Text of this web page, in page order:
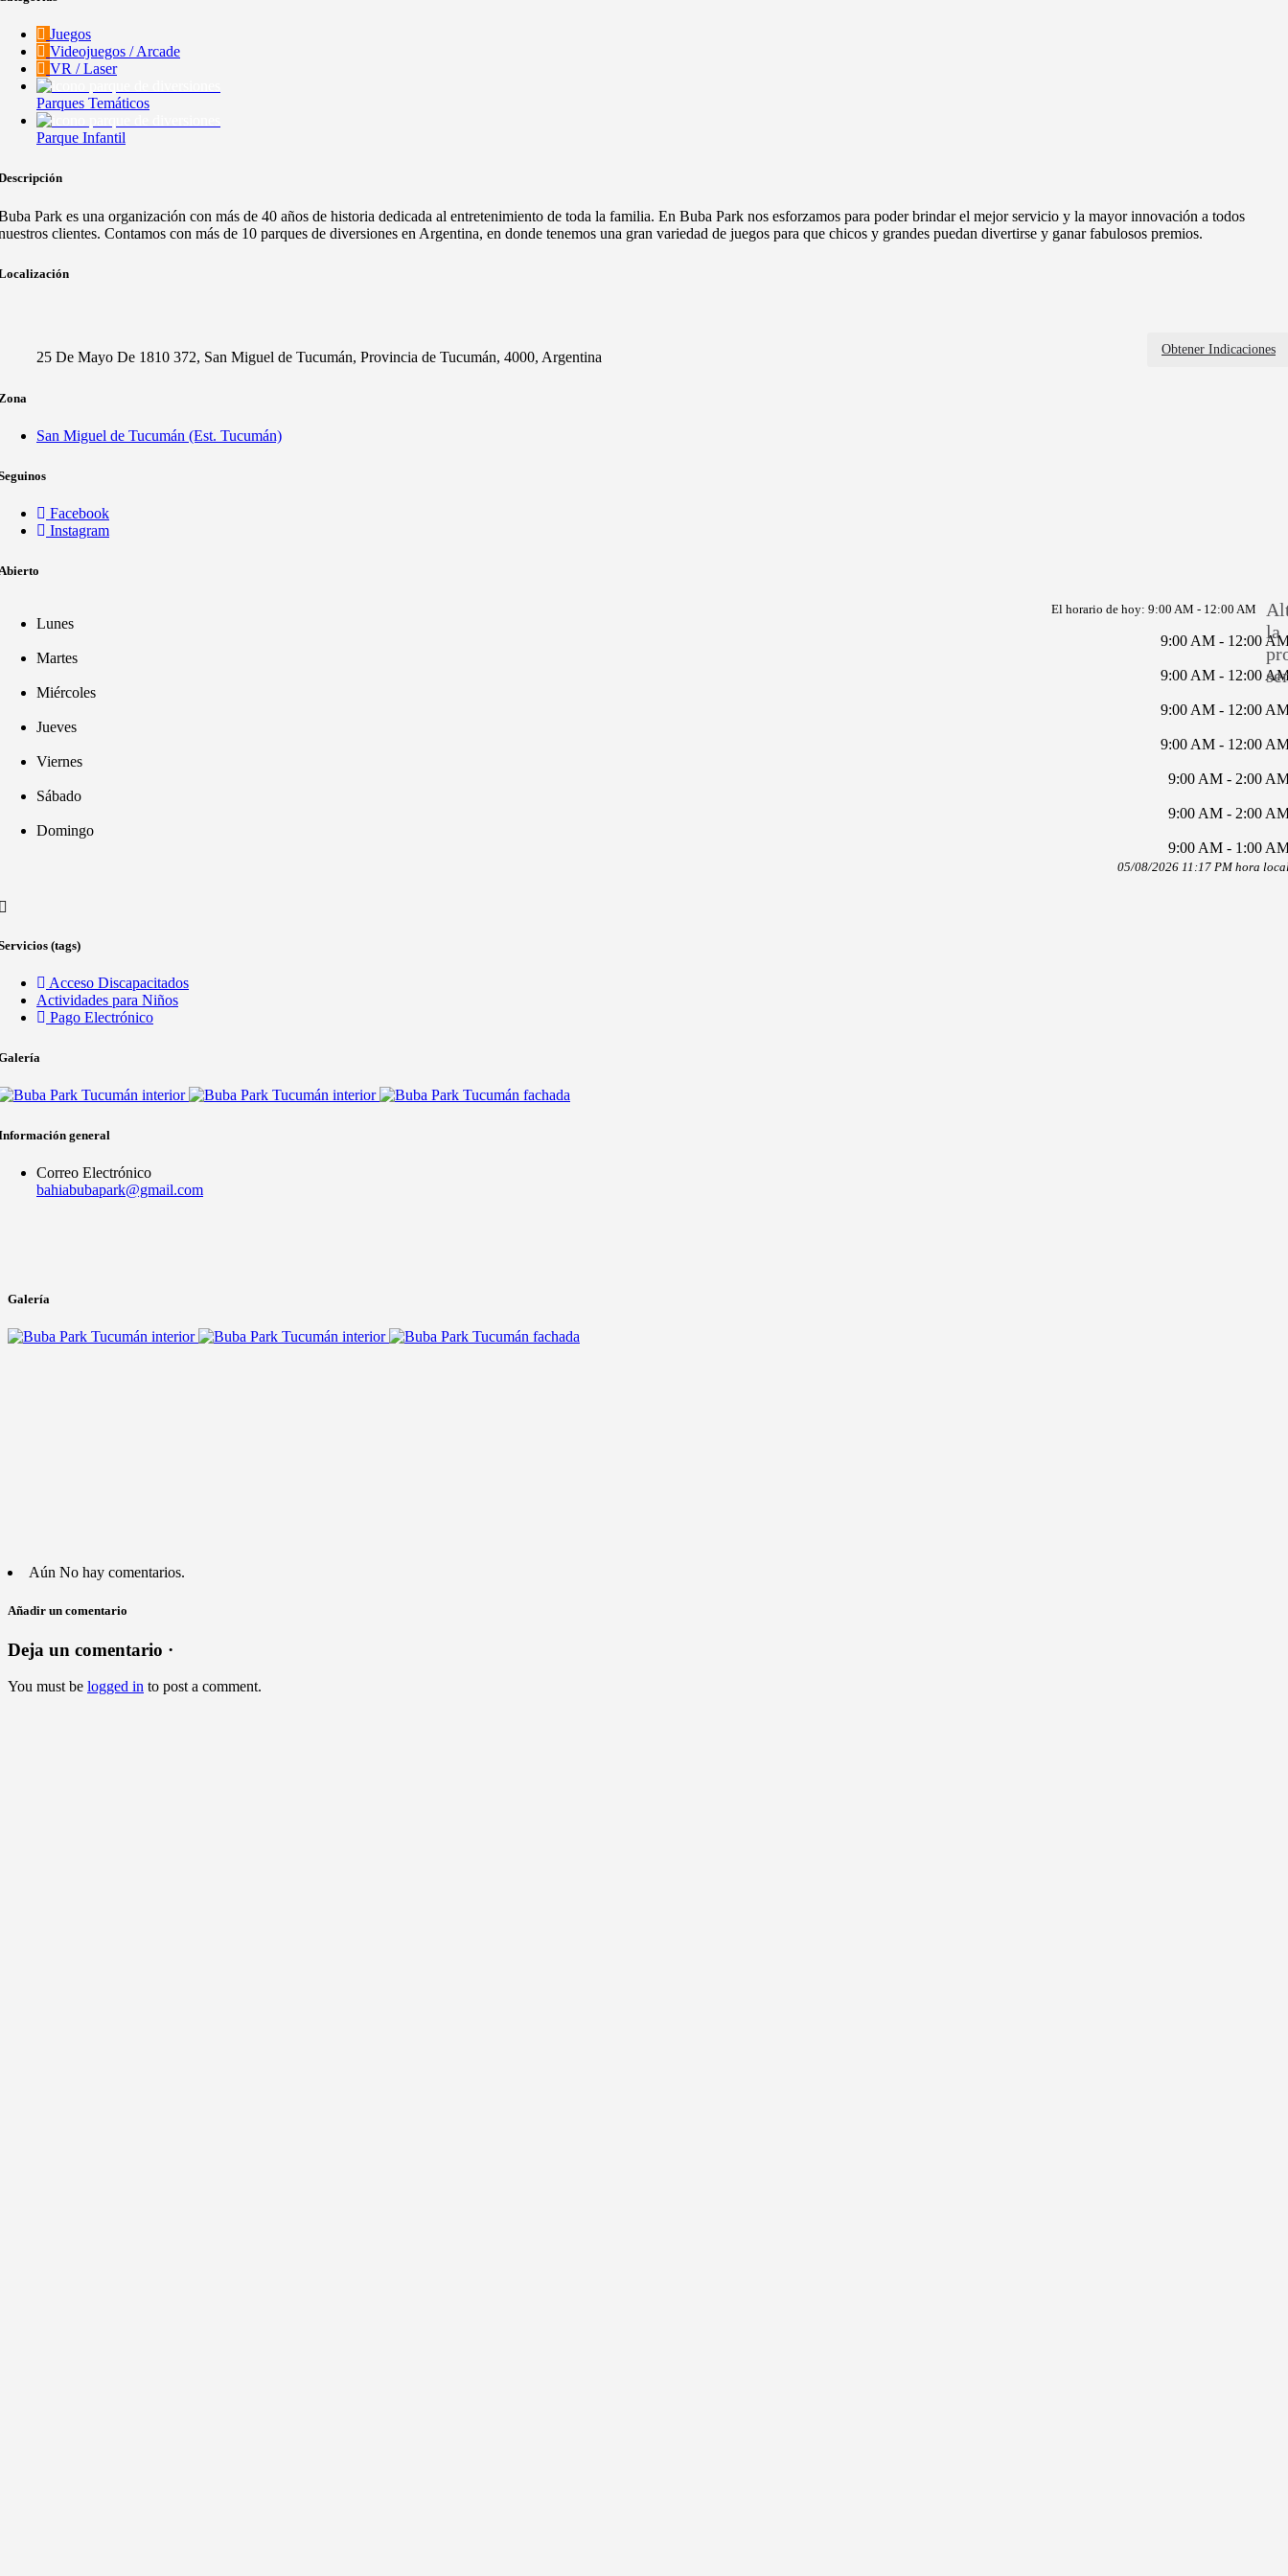
Juegos
Videojuegos / Arcade
VR / Laser
Parques Temáticos
Parque Infantil
Park es una organización con más de 40 años de historia dedicada al entretenimiento de toda la familia. En Buba Park nos esforzamos para poder brindar el mejor servicio y la mayor innovación a todos
clientes. Contamos con más de 10 parques de diversiones en Argentina, en donde tenemos una gran variedad de juegos para que chicos y grandes puedan divertirse y ganar fabulosos premios.
25 De Mayo De 1810 372, San Miguel de Tucumán, Provincia de Tucumán, 4000, Argentina Obtener Indicaciones
San Miguel de Tucumán (Est. Tucumán)
Facebook
Instagram
El horario de hoy: 9:00 AM - 12:00 AM
la
Lunes
9:00 AM - 12:00
Martes
9:00 AM - 12:00
Miércoles
9:00 AM - 12:00
Jueves
9:00 AM - 12:00
Viernes
9:00 AM - 2:00
Sábado
9:00 AM - 2:00
Domingo
9:00 AM - 1:00
05/08/2026 11:17 PM hora
(tags)
Acceso Discapacitados
Actividades para Niños
Pago Electrónico
general
Correo Electrónico
bahiabubapark@gmail.com
Galería
Aún No hay comentarios.
Añadir un comentario
Deja un comentario ·
You must be logged in to post a comment.